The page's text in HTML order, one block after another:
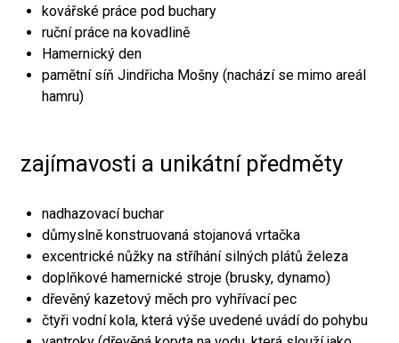
kovářské práce pod buchary
ruční práce na kovadlině
Hamernický den
pamětní síň Jindřicha Mošny (nachází se mimo areál
hamru)
zajímavosti a unikátní předměty
nadhazovací buchar
důmyslně konstruovaná stojanová vrtačka
excentrické nůžky na stříhání silných plátů železa
doplňkové hamernické stroje (brusky, dynamo)
dřevěný kazetový měch pro vyhřívací pec
čtyři vodní kola, která výše uvedené uvádí do pohybu